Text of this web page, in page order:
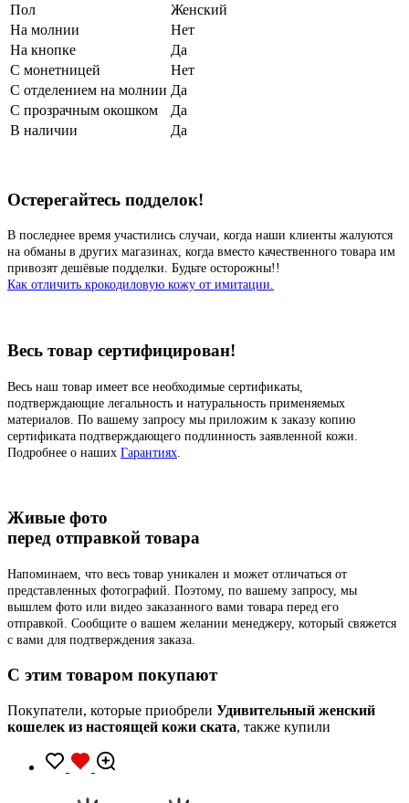
Пол
Женский
На молнии
Нет
На кнопке
Да
С монетницей
Нет
С отделением на молнии Да
С прозрачным окошком
Да
В наличии
Да
Остерегайтесь подделок!
В последнее время участились случаи, когда наши клиенты жалуются
на обманы в других магазинах, когда вместо качественного товара им
привозят дешёвые подделки. Будьте осторожны!!
Как отличить крокодиловую кожу от имитации.
Весь товар сертифицирован!
Весь наш товар имеет все необходимые сертификаты,
подтверждающие легальность и натуральность применяемых
материалов. По вашему запросу мы приложим к заказу копию
сертификата подтверждающего подлинность заявленной кожи.
Подробнее о наших Гарантиях
Живые фото
перед отправкой товара
Напоминаем, что весь товар уникален и может отличаться от
представленных фотографий. Поэтому, по вашему запросу, мы
вышлем фото или видео заказанного вами товара перед его
отправкой. Сообщите о вашем желании менеджеру, который свяжется
с вами для подтверждения заказа.
C этим товаром покупают
Покупатели, которые приобрели Удивительный женский
кошелек из настоящей кожи ската, также купили